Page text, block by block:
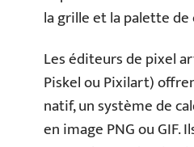
la grille et la palette de
Les éditeurs de pixel
Piskel ou Pixilart)
natif, un système de
en image PNG ou GIF.